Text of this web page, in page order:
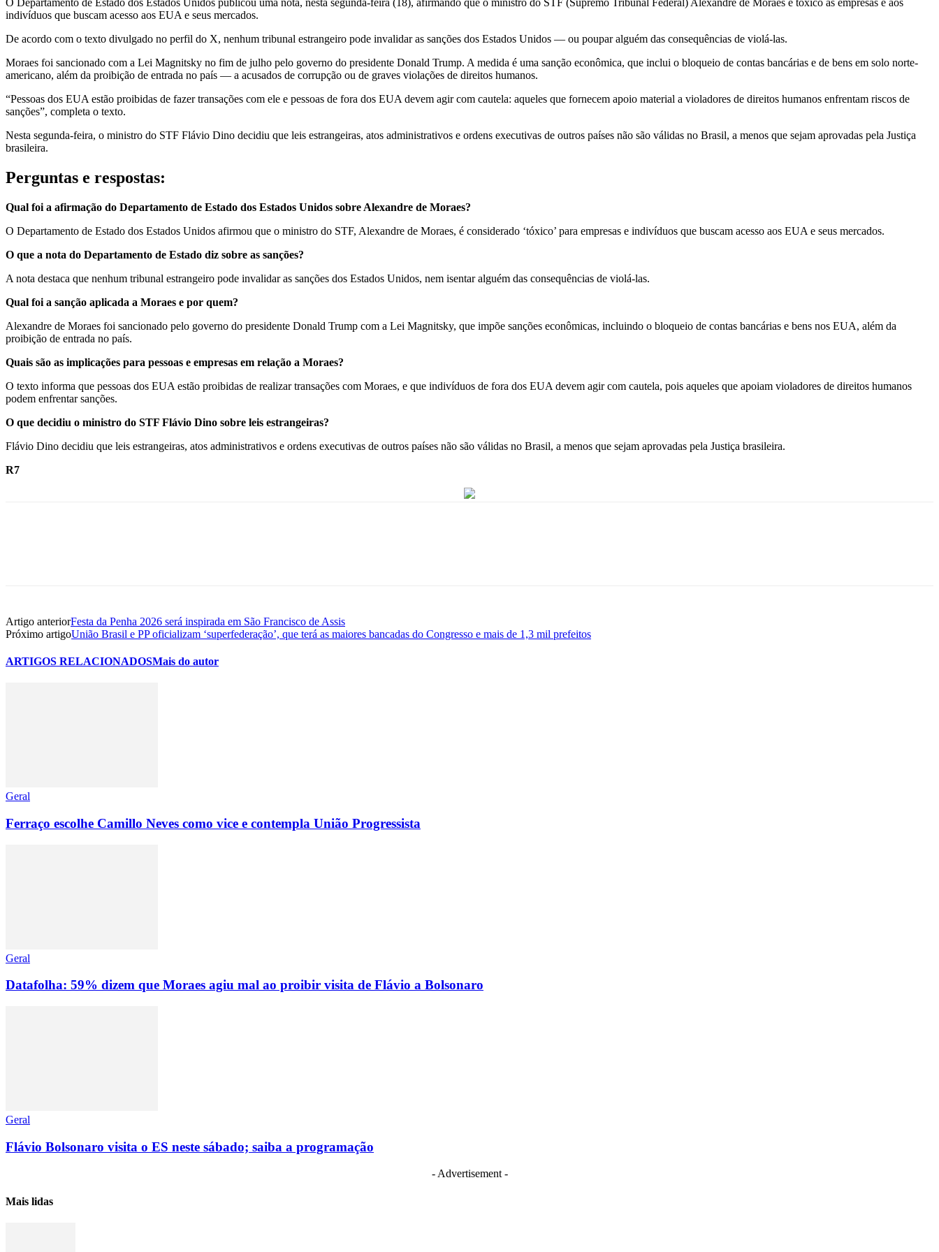
indivíduos que buscam acesso aos EUA e seus mercados.
De acordo com o texto divulgado no perfil do X, nenhum tribunal estrangeiro pode invalidar as sanções dos Estados Unidos — ou poupar alguém das consequências de violá-las.
Moraes foi sancionado com a Lei Magnitsky no fim de julho pelo governo do presidente Donald Trump. A medida é uma sanção econômica, que inclui o bloqueio de contas bancárias e de bens em solo norte-
americano, além da proibição de entrada no país — a acusados de corrupção ou de graves violações de direitos humanos.
“Pessoas dos EUA estão proibidas de fazer transações com ele e pessoas de fora dos EUA devem agir com cautela: aqueles que fornecem apoio material a violadores de direitos humanos enfrentam riscos de
sanções”, completa o texto.
Nesta segunda-feira, o ministro do STF Flávio Dino decidiu que leis estrangeiras, atos administrativos e ordens executivas de outros países não são válidas no Brasil, a menos que sejam aprovadas pela Justiça
brasileira.
Perguntas e respostas:
Qual foi a afirmação do Departamento de Estado dos Estados Unidos sobre Alexandre de Moraes?
O Departamento de Estado dos Estados Unidos afirmou que o ministro do STF, Alexandre de Moraes, é considerado ‘tóxico’ para empresas e indivíduos que buscam acesso aos EUA e seus mercados.
O que a nota do Departamento de Estado diz sobre as sanções?
A nota destaca que nenhum tribunal estrangeiro pode invalidar as sanções dos Estados Unidos, nem isentar alguém das consequências de violá-las.
Qual foi a sanção aplicada a Moraes e por quem?
Alexandre de Moraes foi sancionado pelo governo do presidente Donald Trump com a Lei Magnitsky, que impõe sanções econômicas, incluindo o bloqueio de contas bancárias e bens nos EUA, além da
proibição de entrada no país.
Quais são as implicações para pessoas e empresas em relação a Moraes?
O texto informa que pessoas dos EUA estão proibidas de realizar transações com Moraes, e que indivíduos de fora dos EUA devem agir com cautela, pois aqueles que apoiam violadores de direitos humanos
podem enfrentar sanções.
O que decidiu o ministro do STF Flávio Dino sobre leis estrangeiras?
Flávio Dino decidiu que leis estrangeiras, atos administrativos e ordens executivas de outros países não são válidas no Brasil, a menos que sejam aprovadas pela Justiça brasileira.
R7
Artigo anteriorFesta da Penha 2026 será inspirada em São Francisco de Assis
Próximo artigoUnião Brasil e PP oficializam ‘superfederação’, que terá as maiores bancadas do Congresso e mais de 1,3 mil prefeitos
ARTIGOS RELACIONADOSMais do autor
Geral
Ferraço escolhe Camillo Neves como vice e contempla União Progressista
Geral
Datafolha: 59% dizem que Moraes agiu mal ao proibir visita de Flávio a Bolsonaro
Geral
Flávio Bolsonaro visita o ES neste sábado; saiba a programação
- Advertisement -
Mais lidas